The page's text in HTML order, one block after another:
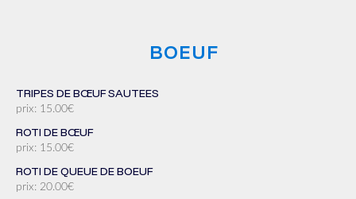
BOEUF
TRIPES DE BŒUF SAUTEES
prix: 15.00€
ROTI DE BŒUF
prix: 15.00€
ROTI DE QUEUE DE BOEUF
prix: 20.00€